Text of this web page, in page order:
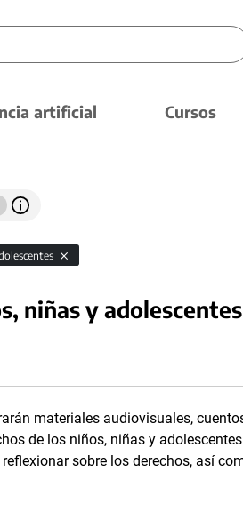
artificial Cursos
niñas y adolescentes
materiales audiovisuales,
de los niños, niñas y
sobre los derechos, así